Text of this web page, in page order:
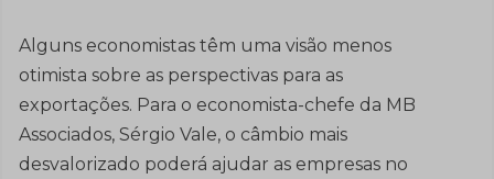
Alguns economistas têm uma visão menos
otimista sobre as perspectivas para as
exportações. Para o economista-chefe da MB
Associados, Sérgio Vale, o câmbio mais
desvalorizado poderá ajudar as empresas no